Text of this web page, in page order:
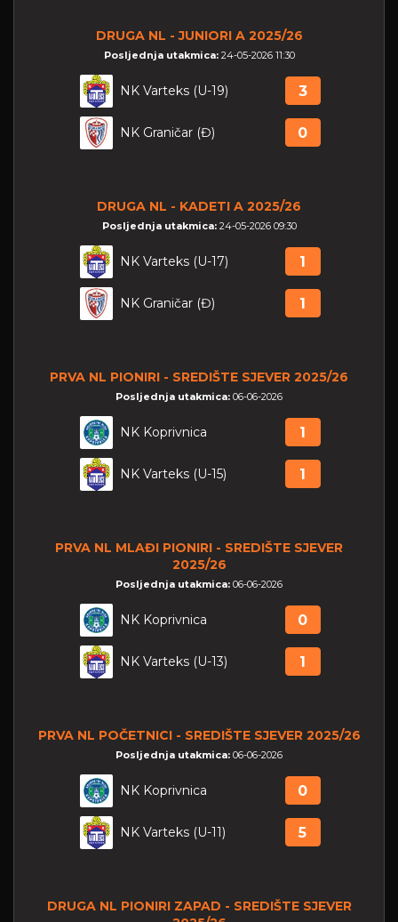
DRUGA NL - JUNIORI A 2025/26
Posljednja utakmica: 24-05-2026 11:30
NK Varteks (U-19) 3
NK Graničar (Đ) 0
DRUGA NL - KADETI A 2025/26
Posljednja utakmica: 24-05-2026 09:30
NK Varteks (U-17) 1
NK Graničar (Đ) 1
PRVA NL PIONIRI - SREDIŠTE SJEVER 2025/26
Posljednja utakmica: 06-06-2026
NK Koprivnica 1
NK Varteks (U-15) 1
PRVA NL MLAĐI PIONIRI - SREDIŠTE SJEVER
2025/26
Posljednja utakmica: 06-06-2026
NK Koprivnica 0
NK Varteks (U-13) 1
PRVA NL POČETNICI - SREDIŠTE SJEVER 2025/26
Posljednja utakmica: 06-06-2026
NK Koprivnica 0
NK Varteks (U-11) 5
DRUGA NL PIONIRI ZAPAD - SREDIŠTE SJEVER